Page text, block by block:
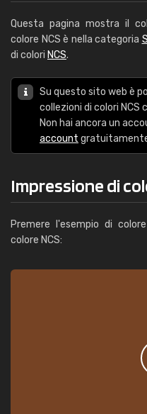
Questa pagina mostra il
colore NCS è nella categoria
di colori NCS.
Su questo sito web è
collezioni di colori NCS
Non hai ancora un
account
Impressione di
Premere l'esempio di
colore NCS: